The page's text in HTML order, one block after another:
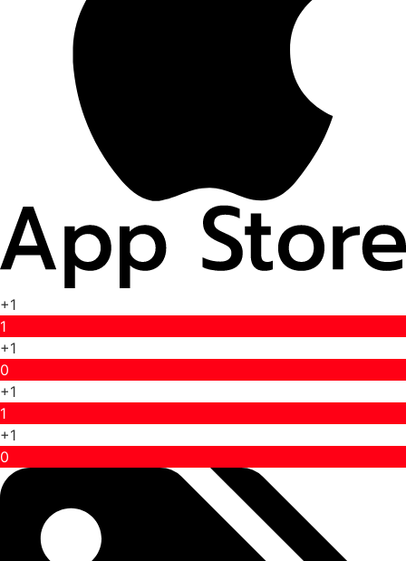
+1
1
+1
0
+1
1
+1
0